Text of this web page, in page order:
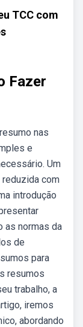
TCC com
Fazer
nas
e
Um
reduzida com
introdução
as normas da
de
para
resumos
trabalho, a
iremos
abordando